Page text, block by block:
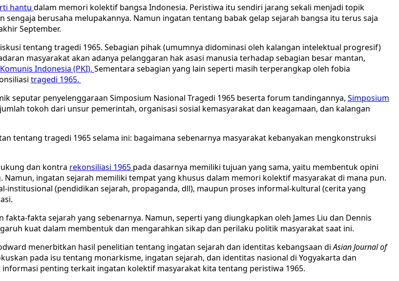
hantu dalam memori kolektif bangsa Indonesia. Peristiwa itu sendiri jarang sekali menjadi topik
berusaha melupakannya. Namun ingatan tentang babak gelap sejarah bangsa itu terus saja
September.
tentang tragedi 1965. Sebagian pihak (umumnya didominasi oleh kalangan intelektual progresif)
masyarakat akan adanya pelanggaran hak asasi manusia terhadap sebagian besar mantan,
Indonesia (PKI). Sementara sebagian yang lain seperti masih terperangkap oleh fobia
tragedi 1965.
seputar penyelenggaraan Simposium Nasional Tragedi 1965 beserta forum tandingannya, Simposium
tokoh dari unsur pemerintah, organisasi sosial kemasyarakat dan keagamaan, dan kalangan
tentang tragedi 1965 selama ini: bagaimana sebenarnya masyarakat kebanyakan mengkonstruksi
dan kontra rekonsiliasi 1965 pada dasarnya memiliki tujuan yang sama, yaitu membentuk opini
ingatan sejarah memiliki tempat yang khusus dalam memori kolektif masyarakat di mana pun.
(pendidikan sejarah, propaganda, dll), maupun proses informal-kultural (cerita yang
fakta sejarah yang sebenarnya. Namun, seperti yang diungkapkan oleh James Liu dan Dennis
kuat dalam membentuk dan mengarahkan sikap dan perilaku politik masyarakat saat ini.
menerbitkan hasil penelitian tentang ingatan sejarah dan identitas kebangsaan diAsian Journal of
pada isu tentang monarkisme, ingatan sejarah, dan identitas nasional di Yogyakarta dan
penting terkait ingatan kolektif masyarakat kita tentang peristiwa 1965.